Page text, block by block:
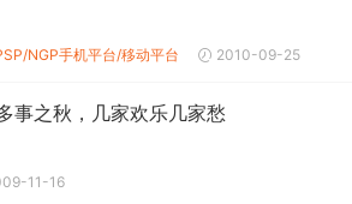
NGP手机平台/移动平台 2010-09-25
事之秋，几家欢乐几家愁
11-16